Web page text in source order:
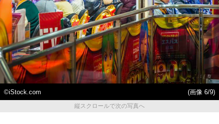
©iStock.com
(画像 6/9)
縦スクロールで次の写真へ